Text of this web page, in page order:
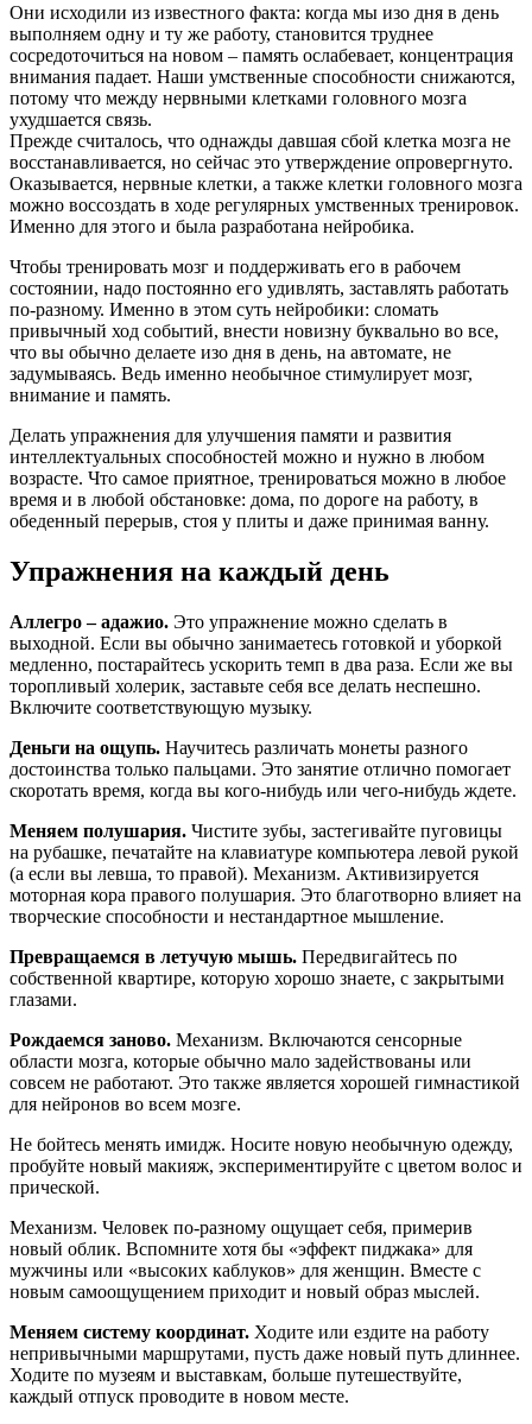
Они исходили из известного факта: когда мы изо дня в день
выполняем одну и ту же работу, становится труднее
сосредоточиться на новом – память ослабевает, концентрация
внимания падает. Наши умственные способности снижаются,
потому что между нервными клетками головного мозга
ухудшается связь.
Прежде считалось, что однажды давшая сбой клетка мозга не
восстанавливается, но сейчас это утверждение опровергнуто.
Оказывается, нервные клетки, а также клетки головного мозга
можно воссоздать в ходе регулярных умственных тренировок.
Именно для этого и была разработана нейробика.
Чтобы тренировать мозг и поддерживать его в рабочем
состоянии, надо постоянно его удивлять, заставлять работать
по-разному. Именно в этом суть нейробики: сломать
привычный ход событий, внести новизну буквально во все,
что вы обычно делаете изо дня в день, на автомате, не
задумываясь. Ведь именно необычное стимулирует мозг,
внимание и память.
Делать упражнения для улучшения памяти и развития
интеллектуальных способностей можно и нужно в любом
возрасте. Что самое приятное, тренироваться можно в любое
время и в любой обстановке: дома, по дороге на работу, в
обеденный перерыв, стоя у плиты и даже принимая ванну.
Упражнения на каждый день
Аллегро – адажио. Это упражнение можно сделать в
выходной. Если вы обычно занимаетесь готовкой и уборкой
медленно, постарайтесь ускорить темп в два раза. Если же вы
торопливый холерик, заставьте себя все делать неспешно.
Включите соответствующую музыку.
Деньги на ощупь. Научитесь различать монеты разного
достоинства только пальцами. Это занятие отлично помогает
скоротать время, когда вы кого-нибудь или чего-нибудь ждете.
Меняем полушария. Чистите зубы, застегивайте пуговицы
на рубашке, печатайте на клавиатуре компьютера левой рукой
(а если вы левша, то правой). Механизм. Активизируется
моторная кора правого полушария. Это благотворно влияет на
творческие способности и нестандартное мышление.
Превращаемся в летучую мышь. Передвигайтесь по
собственной квартире, которую хорошо знаете, с закрытыми
глазами.
Рождаемся заново. Механизм. Включаются сенсорные
области мозга, которые обычно мало задействованы или
совсем не работают. Это также является хорошей гимнастикой
для нейронов во всем мозге.
Не бойтесь менять имидж. Носите новую необычную одежду,
пробуйте новый макияж, экспериментируйте с цветом волос и
прической.
Механизм. Человек по-разному ощущает себя, примерив
новый облик. Вспомните хотя бы «эффект пиджака» для
мужчины или «высоких каблуков» для женщин. Вместе с
новым самоощущением приходит и новый образ мыслей.
Меняем систему координат. Ходите или ездите на работу
непривычными маршрутами, пусть даже новый путь длиннее.
Ходите по музеям и выставкам, больше путешествуйте,
каждый отпуск проводите в новом месте.